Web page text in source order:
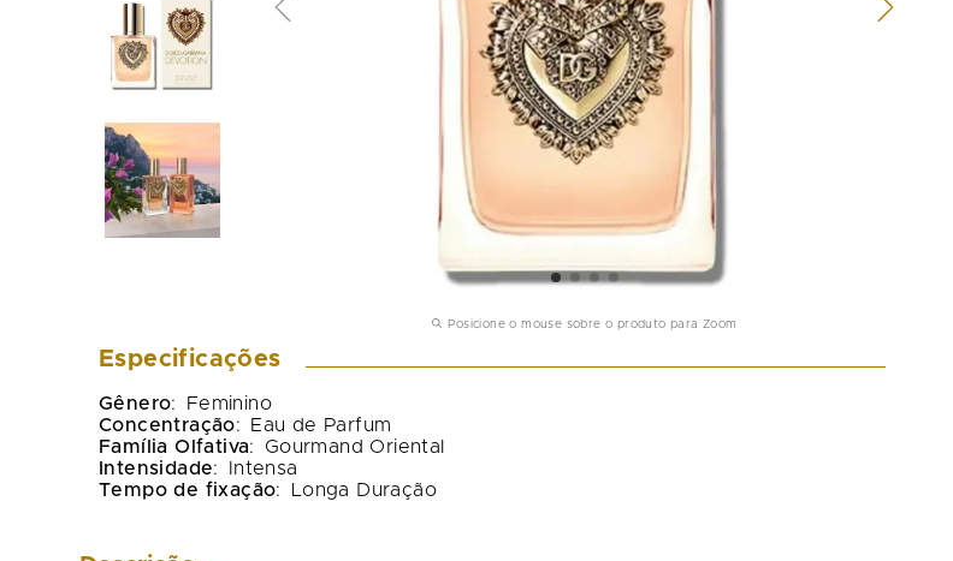
Posicione o mouse sobre o produto para Zoom
Especificações
Gênero:
Feminino
Concentração:
Eau de Parfum
Família Olfativa:
Gourmand Oriental
Intensidade:
Intensa
Tempo de fixação: Longa Duração